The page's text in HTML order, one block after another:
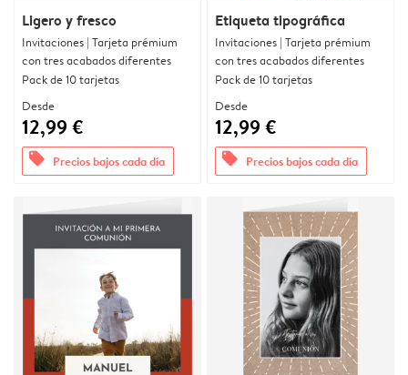
Ligero y fresco
Invitaciones | Tarjeta prémium
con tres acabados diferentes
Pack de 10 tarjetas
Desde
12,99 €
offers Precios bajos cada día
Etiqueta tipográfica
Invitaciones | Tarjeta prémium
con tres acabados diferentes
Pack de 10 tarjetas
Desde
12,99 €
offers Precios bajos cada día